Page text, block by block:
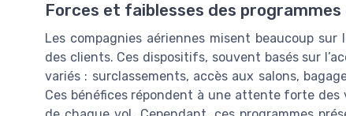
Forces et faiblesses des
Les compagnies aériennes misent beaucoup
des clients. Ces dispositifs, souvent basés sur
variés : surclassements, accès aux salons,
Ces bénéfices répondent à une attente forte